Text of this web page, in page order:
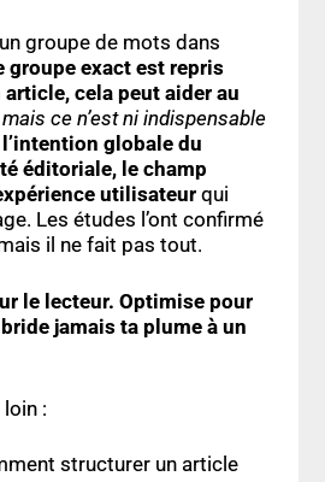
groupe de mots dans
groupe exact est repris
article, cela peut aider au
mais ce n’est ni indispensable
l’intention globale du
éditoriale, le champ
utilisateurqui
Les études l’ont confirmé
il ne fait pas tout.
le lecteur. Optimise pour
jamais ta plume à un
:
structurer un article